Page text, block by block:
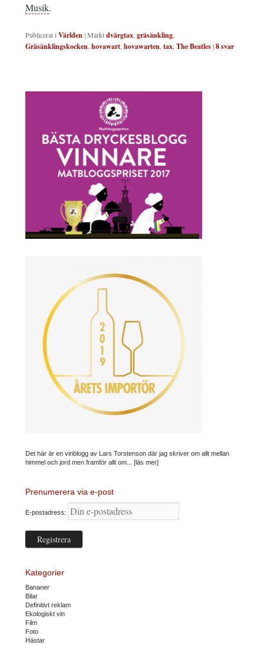
Musik.
Publicerat iVärlden|Märktdvärgtax,gräsänkling,
Gräsänklingskocken,hovawart,hovawarten,tax,The Beatles|8svar
Det här är en vinblogg av Lars Torstenson där jag skriver om allt mellan
himmel och jord men framför allt om... [läs mer]
Prenumerera via e-post
E-postadress:
Kategorier
Bananer
Bilar
Definitivt reklam
Ekologiskt vin
Film
Foto
Hästar